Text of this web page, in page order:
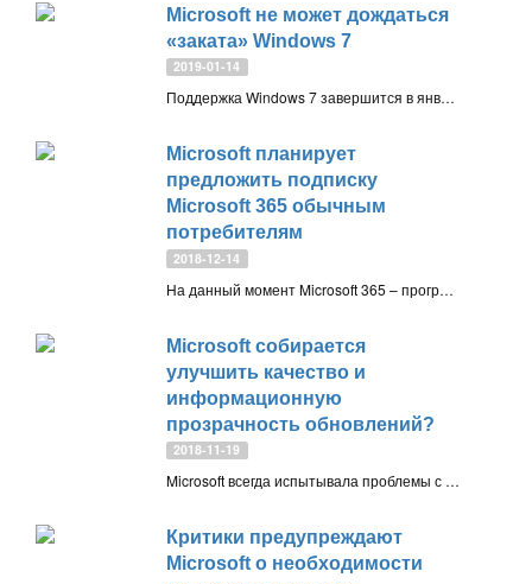
Microsoft не может дождаться
«заката» Windows 7
2019-01-14
Поддержка Windows 7 завершится в январе 2020 года. Систему 2009 года ждет менее 12 месяцев плановых обновлений, но Microsoft уже строит планы на будущее без Windows 7
Microsoft планирует
предложить подписку
Microsoft 365 обычным
потребителям
2018-12-14
На данный момент Microsoft 365 – программный пакет и веб-сервисы, доступные по модели подписки только корпоративным клиентам. Подписка доступна в нескольких пакетах и включает различные издания Office 365 и Windows 10
Microsoft собирается
улучшить качество и
информационную
прозрачность обновлений?
2018-11-19
Microsoft всегда испытывала проблемы с информационной открытостью своих обновлений, но данная особенность характерна для многих технологических гигантов, в том числе для Google. Тем не менее, Редмонд может существенно улучшить ситуацию, затратив при этом минимальные усилия
Критики предупреждают
Microsoft о необходимости